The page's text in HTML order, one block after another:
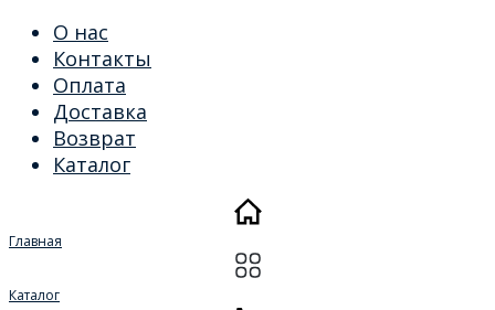
О нас
Контакты
Оплата
Доставка
Возврат
Каталог
Главная
Каталог